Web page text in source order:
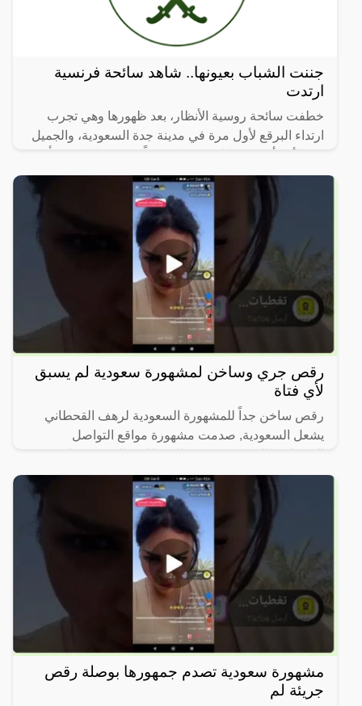
جننت الشباب بعيونها.. شاهد سائحة فرنسية
ارتدت
خطفت سائحة روسية الأنظار، بعد ظهورها وهي تجرب
ارتداء البرقع لأول مرة في مدينة جدة السعودية، والجميل
شكلها
رقص جري وساخن لمشهورة سعودية لم يسبق
لأي فتاة
رقص ساخن جداً للمشهورة السعودية لرهف القحطاني
يشعل السعودية, صدمت مشهورة مواقع التواصل
رقصها والميكاج الذي
مشهورة سعودية تصدم جمهورها بوصلة رقص
جريئة لم